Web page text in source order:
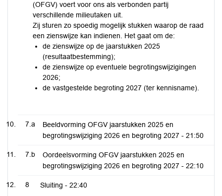
(OFGV) voert voor ons als verbonden partij
verschillende milieutaken uit.
Zij sturen zo spoedig mogelijk stukken waarop de raad
een zienswijze kan indienen. Het gaat om de:
de zienswijze op de jaarstukken 2025
(resultaatbestemming);
de zienswijze op eventuele begrotingswijzigingen
2026;
de vastgestelde begroting 2027 (ter kennisname).
7.a
Beeldvorming OFGV jaarstukken 2025 en
begrotingswijziging 2026 en begroting 2027 - 21:50
7.b
Oordeelsvorming OFGV jaarstukken 2025 en
begrotingswijziging 2026 en begroting 2027 - 22:10
8 Sluiting - 22:40